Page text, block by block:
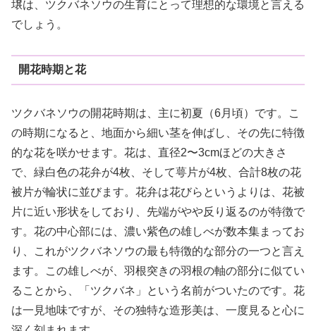
壌は、ツクバネソウの生育にとって理想的な環境と言える
でしょう。
開花時期と花
ツクバネソウの開花時期は、主に初夏（6月頃）です。こ
の時期になると、地面から細い茎を伸ばし、その先に特徴
的な花を咲かせます。花は、直径2〜3cmほどの大きさ
で、緑白色の花弁が4枚、そして萼片が4枚、合計8枚の花
被片が輪状に並びます。花弁は花びらというよりは、花被
片に近い形状をしており、先端がやや反り返るのが特徴で
す。花の中心部には、濃い紫色の雄しべが数本集まってお
り、これがツクバネソウの最も特徴的な部分の一つと言え
ます。この雄しべが、羽根突きの羽根の軸の部分に似てい
ることから、「ツクバネ」という名前がついたのです。花
は一見地味ですが、その独特な造形美は、一度見ると心に